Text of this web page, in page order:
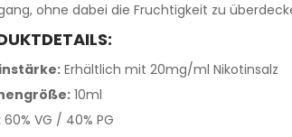
ohne dabei die Fruchtigkeit zu
Erhältlich mit 20mg/ml Nikotinsalz
10ml
60% VG / 40% PG